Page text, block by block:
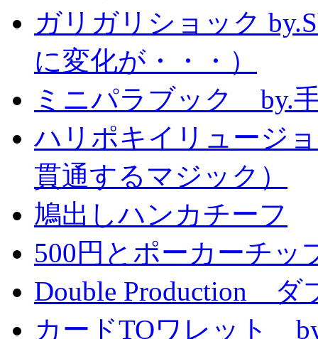
ガリガリショック
に変化が・・・）
ミニパラブック by.
ハリポキイリュージ
貫通するマジック）
鳩出しハンカチーフ
500円とポーカーチッ
Double Production ダ
カードTOワレット